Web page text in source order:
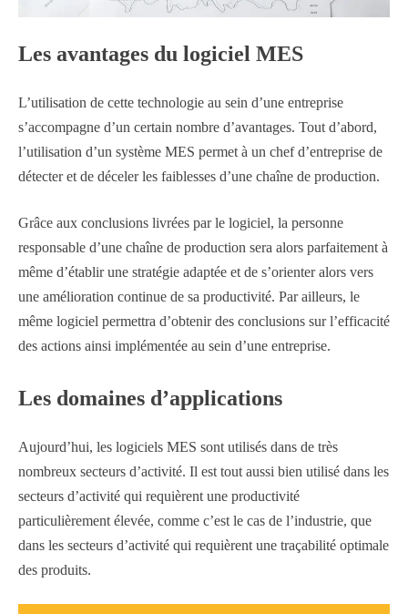
Les avantages du logiciel MES
L’utilisation de cette technologie au sein d’une entreprise
s’accompagne d’un certain nombre d’avantages. Tout d’abord,
l’utilisation d’un système MES permet à un chef d’entreprise de
détecter et de déceler les faiblesses d’une chaîne de production.
Grâce aux conclusions livrées par le logiciel, la personne
responsable d’une chaîne de production sera alors parfaitement à
même d’établir une stratégie adaptée et de s’orienter alors vers
une amélioration continue de sa productivité. Par ailleurs, le
même logiciel permettra d’obtenir des conclusions sur l’efficacité
des actions ainsi implémentée au sein d’une entreprise.
Les domaines d’applications
Aujourd’hui, les logiciels MES sont utilisés dans de très
nombreux secteurs d’activité. Il est tout aussi bien utilisé dans les
secteurs d’activité qui requièrent une productivité
particulièrement élevée, comme c’est le cas de l’industrie, que
dans les secteurs d’activité qui requièrent une traçabilité optimale
des produits.